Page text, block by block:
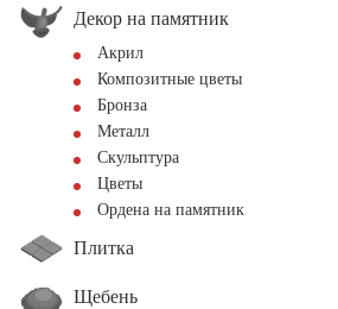
Декор на памятник
Акрил
Композитные цветы
Бронза
Металл
Скульптура
Цветы
Ордена на памятник
Плитка
Щебень